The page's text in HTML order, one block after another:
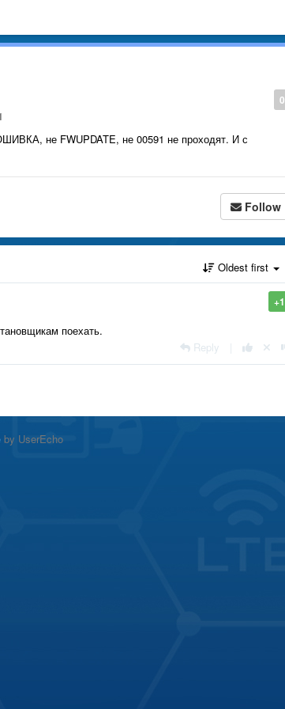
0
не FWUPDATE, не 00591 не проходят. И с
Follow
Oldest first
+1
поехать.
Reply
by UserEcho